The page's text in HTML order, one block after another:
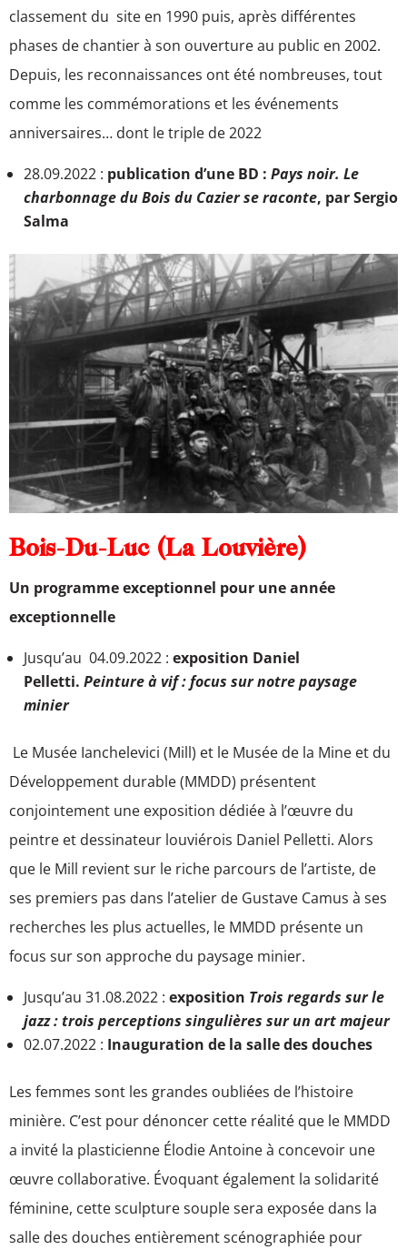
classement du site en 1990 puis, après différentes
phases de chantier à son ouverture au public en 2002.
Depuis, les reconnaissances ont été nombreuses, tout
comme les commémorations et les événements
anniversaires… dont le triple de 2022
28.09.2022 : publication d’une BD : Pays noir. Le
charbonnage du Bois du Cazier se raconte, par Sergio
Salma
Bois-Du-Luc (La Louvière)
Un programme exceptionnel pour uneannée
exceptionnelle
Jusqu’au 04.09.2022 : exposition Daniel
Pelletti. Peinture à vif : focus sur notre paysage
minier
Le Musée Ianchelevici (Mill) et le Musée de la Mine et du
Développement durable (MMDD) présentent
conjointement une exposition dédiée à l’œuvre du
peintre et dessinateur louviérois Daniel Pelletti. Alors
que le Mill revient sur le riche parcours de l’artiste, de
ses premiers pas dans l’atelier de Gustave Camus à ses
recherches les plus actuelles, le MMDD présente un
focus sur son approche du paysage minier.
Jusqu’au 31.08.2022 : exposition Trois regards sur le
jazz : trois perceptions singulières sur un art majeur
02.07.2022 : Inauguration de la salle des douches
Les femmes sont les grandes oubliées de l’histoire
minière. C’est pour dénoncer cette réalité que le MMDD
a invité la plasticienne Élodie Antoine à concevoir une
œuvre collaborative. Évoquant également la solidarité
féminine, cette sculpture souple sera exposée dans la
salle des douches entièrement scénographiée pour